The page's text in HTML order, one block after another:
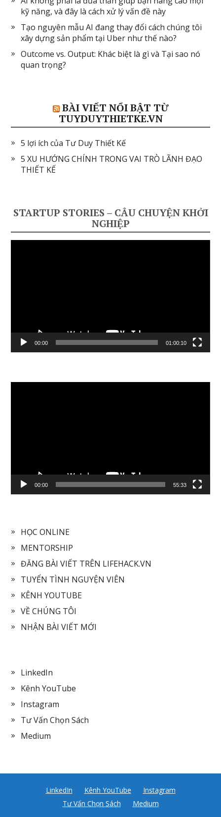
kỹ năng, và đây là cách xử lý vấn đề này
Tạo nguyên mẫu AI đang thay đổi cách chúng tôi
xây dựng sản phẩm tại Uber như thế nào?
Outcome vs. Output: Khác biệt là gì và Tại sao nó
quan trọng?
BÀI VIẾT NỔI BẬT TỪ
TUYDUYTHIETKE.VN
5 lợi ích của Tư Duy Thiết Kế
5 XU HƯỚNG CHÍNH TRONG VAI TRÒ LÃNH ĐẠO
THIẾT KẾ
STARTUP STORIES – CÂU CHUYỆN KHỞI
NGHIỆP
00:00 01:00:10
00:00 55:33
HỌC ONLINE
MENTORSHIP
ĐĂNG BÀI VIẾT TRÊN LIFEHACK.VN
TUYỂN TÌNH NGUYỆN VIÊN
KÊNH YOUTUBE
VỀ CHÚNG TÔI
NHẬN BÀI VIẾT MỚI
LinkedIn
Kênh YouTube
Instagram
Tư Vấn Chọn Sách
Medium
LinkedIn Kênh YouTube
Instagram
Tư Vấn Chọn Sách
Medium